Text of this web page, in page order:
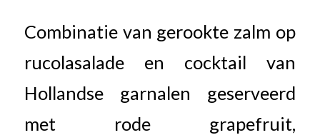
Combinatie van gerookte zalm op
rucolasalade en cocktail van
Hollandse garnalen geserveerd
met rode grapefruit,